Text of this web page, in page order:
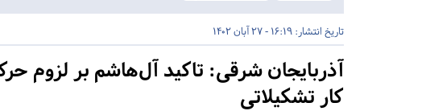
تاریخ انتشار: 16:19 - 27 آبان 1402
آذربایجان شرقی: تاکید آل‌هاشم بر
کار تشکیلاتی